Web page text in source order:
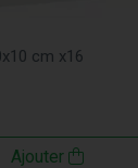
cm x16
Ajouter